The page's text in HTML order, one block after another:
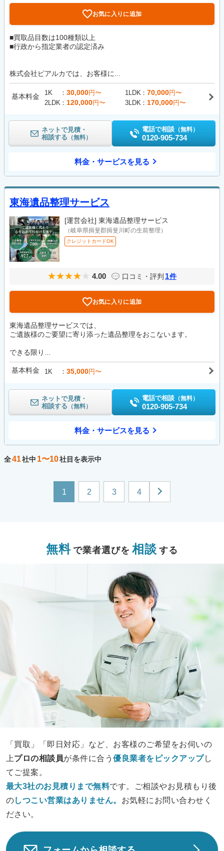
お気に入りに追加
■買取品目数は100種類以上
■行政から指定業者の認定済み
株式会社ピアルカでは、お客様に...
基本料金 1K 30,000円〜 1LDK 70,000円〜
2LDK
120,000円〜 3LDK 170,000円〜
ネットで見積・
相談する （無料）
電話で相談 （無料）
0120-905-734
料金・サービスを見る
東海遺品整理サービス
[運営会社] 東海遺品整理サービス
（岐阜県揖斐郡揖斐川町の生前整理）
クレジットカードOK
4.00 口コミ・評判 1件
お気に入りに追加
東海遺品整理サービスでは、
ご遺族様のご要望に寄り添った遺品整理をおこないます。
できる限り...
基本料金 1K 35,000円〜
ネットで見積・
相談する （無料）
電話で相談 （無料）
0120-905-734
料金・サービスを見る
全41社中 1〜10社目を表示中
1 2 3 4
無料 で業者選びを 相談 する
「買取」「即日対応」など、お客様のご希望をお伺いの
上プロの相談員が条件に合う優良業者をピックアップし
てご提案。
最大3社のお見積りまで無料です。ご相談やお見積もり後
のしつこい営業はありません。 お気軽にお問い合わせく
ださい。